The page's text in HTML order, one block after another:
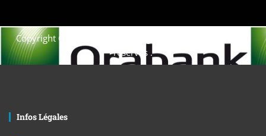
Copyright © 2021. Afrique-voyage-découverte tous droits
réservés .
Infos Légales